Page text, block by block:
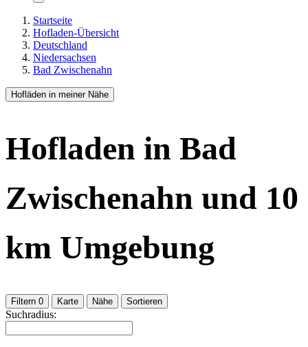
Startseite
Hofladen-Übersicht
Deutschland
Niedersachsen
Bad Zwischenahn
Hofläden in meiner Nähe
Hofladen in Bad
Zwischenahn und 10
km Umgebung
Filtern 0 Karte Nähe Sortieren
Suchradius: